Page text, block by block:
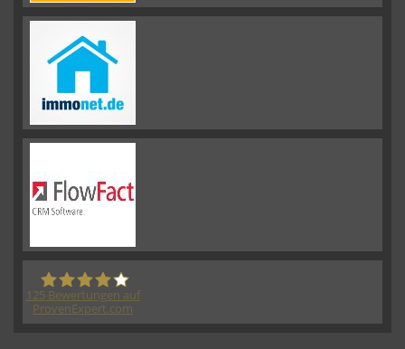
125 Bewertungen auf
ProvenExpert.com